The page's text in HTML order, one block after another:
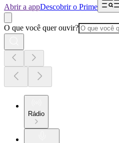
Abrir a appDescobrir o Prime
O que você quer ouvir?
Rádio